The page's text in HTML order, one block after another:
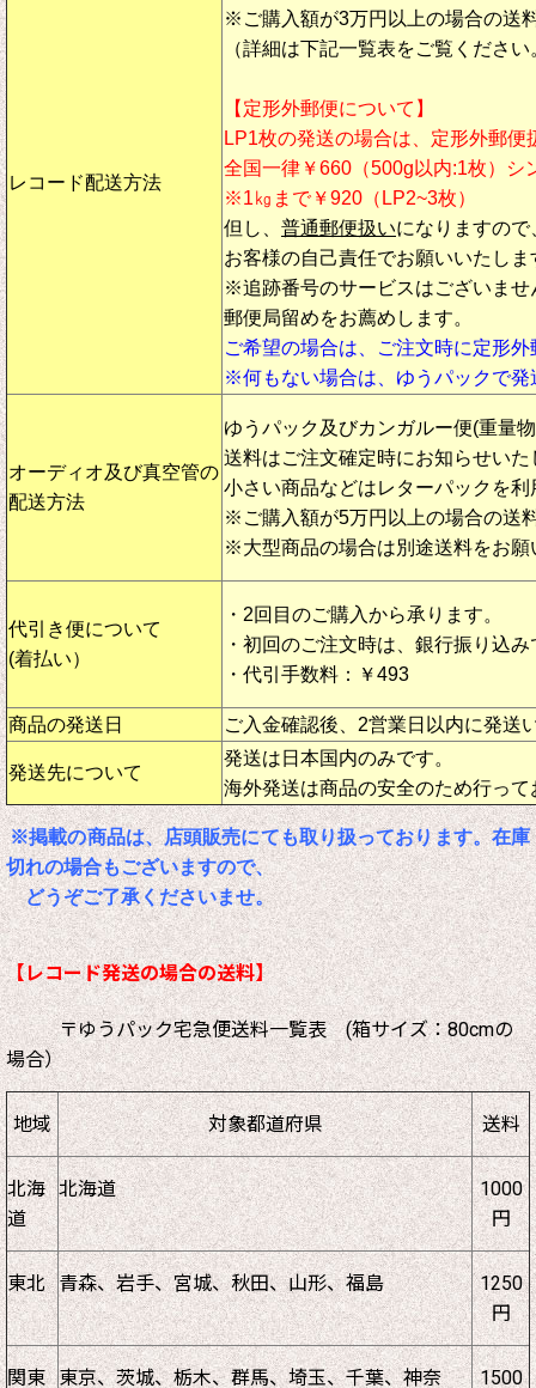
レコード配送方法
※ご購入額が3万円以上の場合の送
（詳細は下記一覧表をご覧ください
【定形外郵便について】
LP1枚の発送の場合は、定形外郵便
全国一律￥660（500g以内:1枚）シ
※1㎏まで￥920（LP2~3枚）
但し、 普通郵便扱いになりますの
お客様の自己責任でお願いいたしま
※追跡番号のサービスはございませ
郵便局留めをお薦めします。
ご希望の場合は、ご注文時に定形
※何もない場合は、ゆうパックで発
オーディオ及び真空管の
配送方法
ゆうパック及びカンガルー便(重量
送料はご注文確定時にお知らせいた
小さい商品などはレターパックを利
※ご購入額が5万円以上の場合の送
※大型商品の場合は別途送料をお願
代引き便について
(着払い）
・2回目のご購入から承ります。
・初回のご注文時は、銀行振り込
・代引手数料：￥493
商品の発送日 ご入金確認後、2営業日以内に発送
発送先について
発送は日本国内のみです。
海外発送は商品の安全のため行って
※掲載の商品は、店頭販売にても取り扱っております。在庫
切れの場合もございますので、
どうぞご了承くださいませ。
【レコード発送の場合の送料】
〒ゆうパック宅急便送料一覧表 (箱サイズ：80cmの
場合）
地域 対象都道府県 送料
北海
道
北海道
1000
円
東北 青森、岩手、宮城、秋田、山形、福島
1250
円
関東 東京、茨城、栃木、群馬、埼玉、千葉、神奈 1500